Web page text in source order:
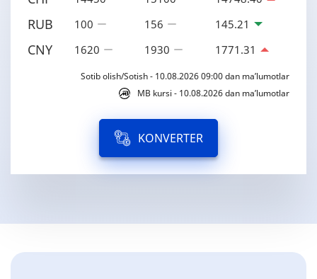
RUB 100 156 145.21
CNY 1620 1930 1771.31
Sotib olish/Sotish - 10.08.2026 09:00 dan ma’lumotlar
MB kursi - 10.08.2026 dan ma’lumotlar
KONVERTER